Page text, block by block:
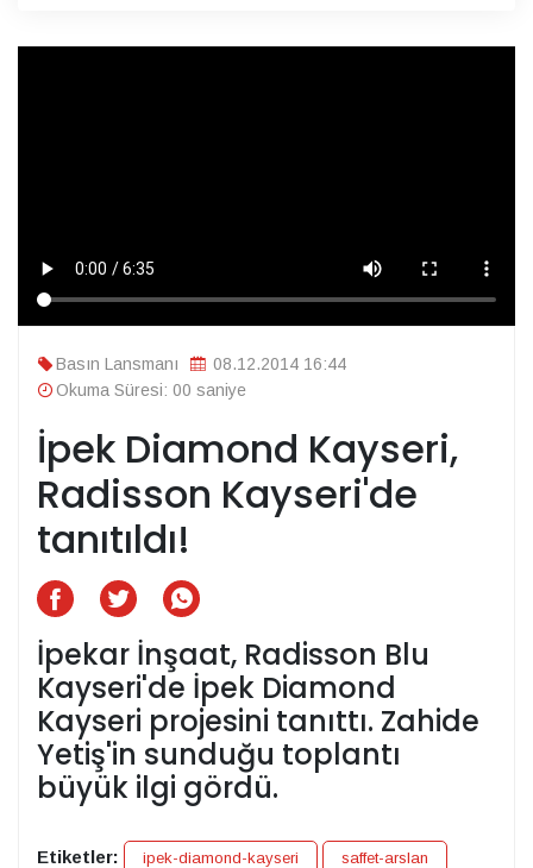
Basın Lansmanı
08.12.2014 16:44
Okuma Süresi: 00 saniye
İpek Diamond Kayseri,
Radisson Kayseri'de
tanıtıldı!
İpekar İnşaat, Radisson Blu
Kayseri'de İpek Diamond
Kayseri projesini tanıttı. Zahide
Yetiş'in sunduğu toplantı
büyük ilgi gördü.
Etiketler: ipek-diamond-kayseri saffet-arslan